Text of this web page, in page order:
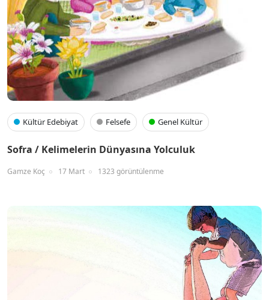
Kültür Edebiyat Felsefe Genel Kültür
Sofra / Kelimelerin Dünyasına Yolculuk
Gamze Koç 17 Mart 1323 görüntülenme